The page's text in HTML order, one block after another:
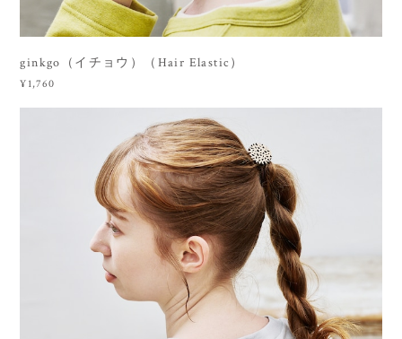
ginkgo（イチョウ）（Hair Elastic）
¥1,760